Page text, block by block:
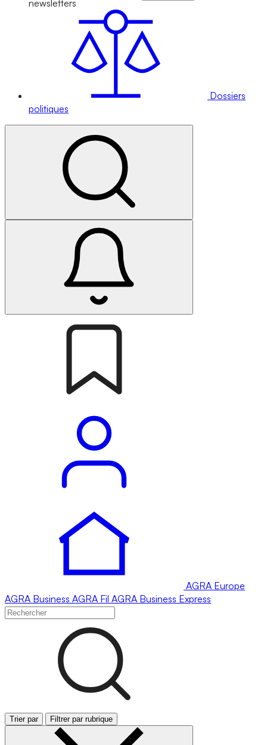
newsletters
Dossiers
politiques
AGRA Europe
AGRA Business AGRA Fil AGRA Business Express
Trier par Filtrer par rubrique